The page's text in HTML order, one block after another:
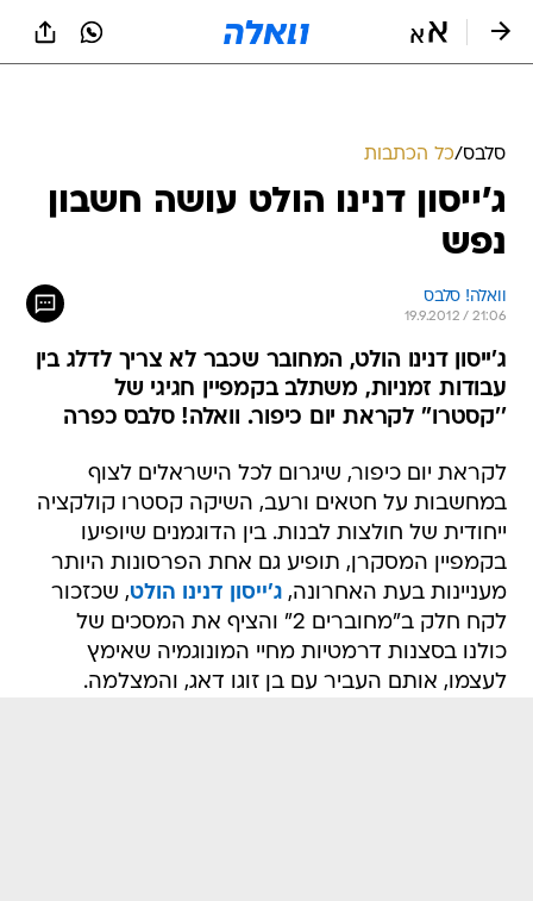
סלבס/כל הכתבות
ג'ייסון דנינו הולט עושה חשבון
נפש
וואלה! סלבס
19.9.2012 / 21:06
ג'ייסון דנינו הולט, המחובר שכבר לא צריך לדלג בין
עבודות זמניות, משתלב בקמפיין חגיגי של
''קסטרו'' לקראת יום כיפור. וואלה! סלבס כפרה
לקראת יום כיפור, שיגרום לכל הישראלים לצוף
במחשבות על חטאים ורעב, השיקה קסטרו קולקציה
ייחודית של חולצות לבנות. בין הדוגמנים שיופיעו
בקמפיין המסקרן, תופיע גם אחת הפרסונות היותר
מעניינות בעת האחרונה,ג'ייסון דנינו הולט, שכזכור
לקח חלק ב"מחוברים 2" והציף את המסכים של
כולנו בסצנות דרמטיות מחיי המונוגמיה שאימץ
לעצמו, אותם העביר עם בן זוגו דאג, והמצלמה.